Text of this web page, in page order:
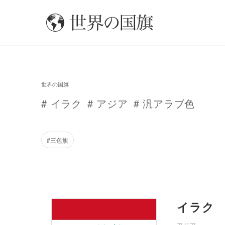
世界の国旗
# イラク # アジア # 汎アラブ色
#三色旗
イラク